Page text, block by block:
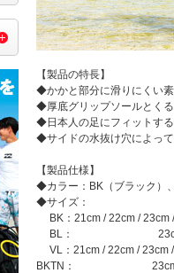
【製品の特長】
◆かかと部分に滑りにくい
◆厚底グリップソールとく
◆日本人の足にフィットす
◆サイドの水抜け穴によっ
【製品仕様】
◆カラー：BK（ブラック）
◆サイズ：
BK：21cm / 22cm / 23cm
BL： 23cm /
VL：21cm / 22cm / 23cm
BKTN： 23cm /